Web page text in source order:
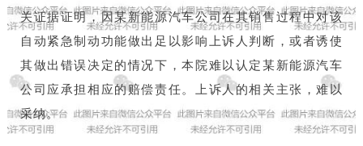
关证据证明，因某新能源汽车公司在其销售过程中对该
自动紧急制动功能做出足以影响上诉人判断，或者诱使
其做出错误决定的情况下，本院难以认定某新能源汽车
公司应承担相应的赔偿责任。上诉人的相关主张，难以
采纳。